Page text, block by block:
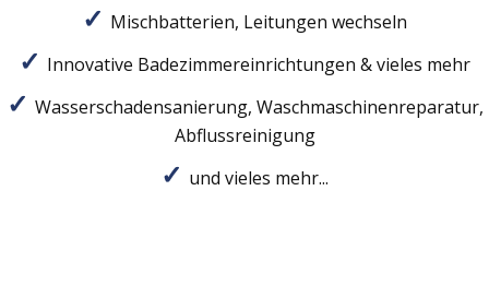
Mischbatterien, Leitungen wechseln
Innovative Badezimmereinrichtungen & vieles mehr
Wasserschadensanierung, Waschmaschinenreparatur,
Abflussreinigung
und vieles mehr...